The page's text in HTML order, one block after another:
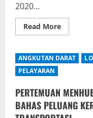
2020...
Read MoreRead
more
Idul
Fitri
Tahun
2020
ANGKUTAN DARAT
PELAYARAN
PERTEMUAN
BAHAS PELUANG